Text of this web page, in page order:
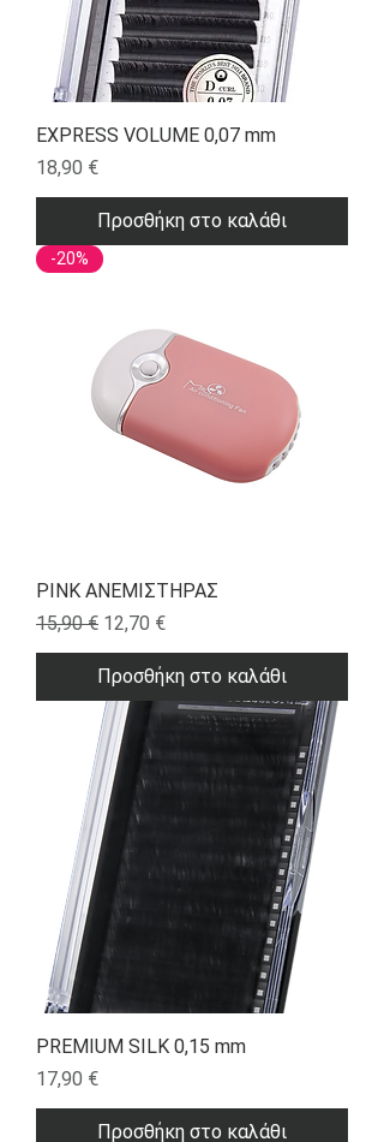
EXPRESS VOLUME 0,07 mm
Τιμή
18,90 €
Προσθήκη στο καλάθι
-20%
PINK ΑΝΕΜΙΣΤΗΡΑΣ
Κανονική τιμή
15,90 € Τιμή Έκπτωσης
12,70 €
Προσθήκη στο καλάθι
PREMIUM SILK 0,15 mm
Τιμή
17,90 €
Προσθήκη στο καλάθι